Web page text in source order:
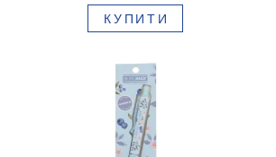
КУПИТИ